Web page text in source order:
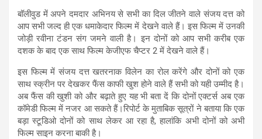
बॉलीवुड में अपने दमदार अभिनय से सभी का दिल जीतने वाले संजय दत्त को
आप सभी जल्द ही एक धमाकेदार फिल्म में देखने वाले हैं। इस फिल्म में उनकी
जोड़ी रवीना टंडन संग जमने वाली है। इन दोनों को आप सभी करीब एक
दशक के बाद एक साथ फिल्म केजीएफ चैप्टर 2 में देखने वाले हैं।
इस फिल्म में संजय दत्त खतरनाक विलेन का रोल करेंगे और दोनों को एक
साथ स्क्रीन पर देखकर फैंस काफी खुश होने वाले हैं सभी को यही उम्मीद है।
अब फैंस की खुशी को और बढ़ाते हुए यह भी बता दें कि दोनों एक्टर्स अब एक
कॉमेडी फिल्म में नजर आ सकते हैं।रिपोर्ट के मुताबिक सूत्रों ने बताया कि एक
बड़ा स्टूडिओ दोनों को साथ लेकर आ रहा है, हालांकि अभी दोनों को अभी
फिल्म साइन करना बाकी है।